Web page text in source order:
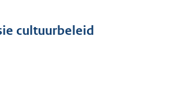
s
cultuurbeleid